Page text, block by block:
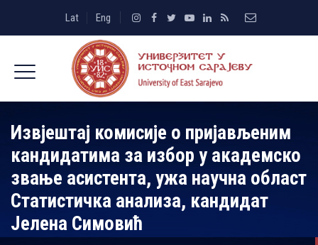
Lat Eng
Извјештај комисије о пријављеним
кандидатима за избор у академско
звање асистента, ужа научна област
Статистичка анализа, кандидат
Јелена Симовић